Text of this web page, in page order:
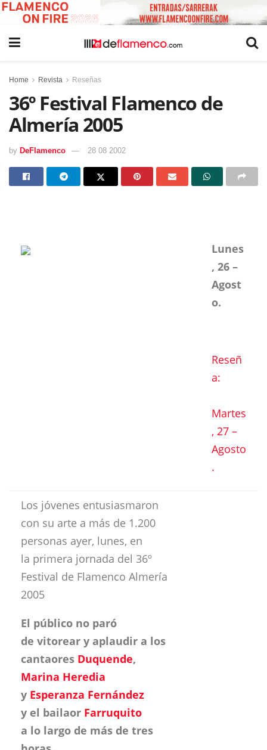
Home Revista Reseñas
36º Festival Flamenco de
Almería 2005
by DeFlamenco 28 08 2002
Lunes
, 26 –
Agost
o.
Reseñ
a:
Martes
, 27 –
Agosto
.
Los jóvenes entusiasmaron
con su arte a más de 1.200
personas ayer, lunes, en
la primera jornada del 36º
Festival de Flamenco Almería
2005
El público no paró
de vitorear y aplaudir a los
cantaores Duquende,
Marina Heredia
y Esperanza Fernández
y el bailaor Farruquito
a lo largo de más de tres